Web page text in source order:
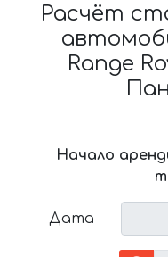
Расчёт
Range
Начало
Дата